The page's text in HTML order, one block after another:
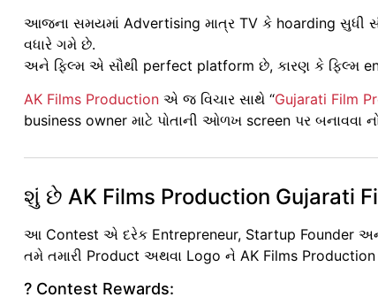
આજના સમયમાં Advertising માત્ર TV કે hoarding સુધી
વધારે ગમે છે.
અને ફિલ્મ એ સૌથી perfect platform છે, કારણ કે ફિલ્મ
AK Films Production એ જ વિચાર સાથે “Gujarati Film
business owner માટે પોતાની ઓળખ screen પર બનાવવા
શું છે AK Films Production Gujarati
આ Contest એ દરેક Entrepreneur, Startup Founder
તમે તમારી Product અથવા Logo ને AK Films
? Contest Rewards: